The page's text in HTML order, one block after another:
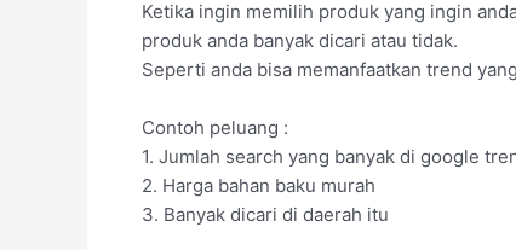
Ketika ingin memilih produk yang ingin
produk anda banyak dicari atau tidak.
Seperti anda bisa memanfaatkan trend
Contoh peluang :
1. Jumlah search yang banyak di google
2. Harga bahan baku murah
3. Banyak dicari di daerah itu